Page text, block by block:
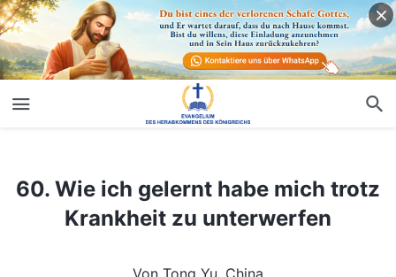
60. Wie ich gelernt habe mich trotz
Krankheit zu unterwerfen
Von Tong Yu, China